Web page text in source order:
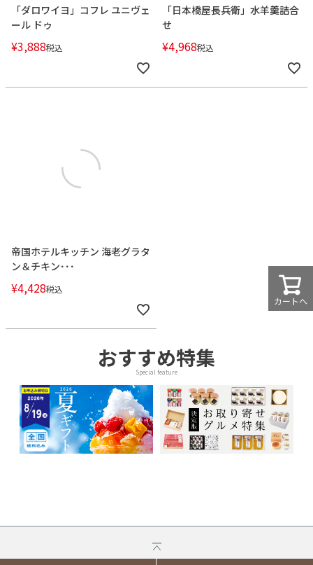
「ダロワイヨ」コフレ ユニヴェ
ール ドゥ
¥3,888税込
「日本橋屋長兵衛」水羊羹詰合
せ
¥4,968税込
帝国ホテルキッチン 海老グラタ
ン＆チキン･･･
¥4,428税込
カートへ
おすすめ特集
Special feature